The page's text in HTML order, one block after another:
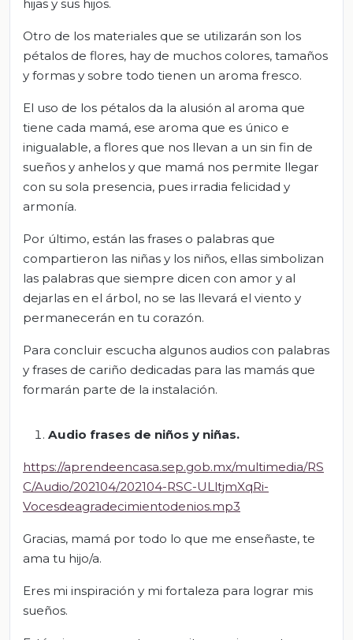
hijas y sus hijos.
Otro de los materiales que se utilizarán son los
pétalos de flores, hay de muchos colores, tamaños
y formas y sobre todo tienen un aroma fresco.
El uso de los pétalos da la alusión al aroma que
tiene cada mamá, ese aroma que es único e
inigualable, a flores que nos llevan a un sin fin de
sueños y anhelos y que mamá nos permite llegar
con su sola presencia, pues irradia felicidad y
armonía.
Por último, están las frases o palabras que
compartieron las niñas y los niños, ellas simbolizan
las palabras que siempre dicen con amor y al
dejarlas en el árbol, no se las llevará el viento y
permanecerán en tu corazón.
Para concluir escucha algunos audios con palabras
y frases de cariño dedicadas para las mamás que
formarán parte de la instalación.
Audio frases de niños y niñas.
https://aprendeencasa.sep.gob.mx/multimedia/RS
C/Audio/202104/202104-RSC-ULltjmXqRi-
Vocesdeagradecimientodenios.mp3
Gracias, mamá por todo lo que me enseñaste, te
ama tu hijo/a.
Eres mi inspiración y mi fortaleza para lograr mis
sueños.